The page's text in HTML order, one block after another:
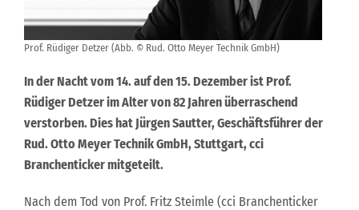
Prof. Rüdiger Detzer (Abb. © Rud. Otto Meyer Technik GmbH)
In der Nacht vom 14. auf den 15. Dezember ist Prof.
Rüdiger Detzer im Alter von 82 Jahren überraschend
verstorben. Dies hat Jürgen Sautter, Geschäftsführer der
Rud. Otto Meyer Technik GmbH, Stuttgart, cci
Branchenticker mitgeteilt.
Nach dem Tod von Prof. Fritz Steimle (cci Branchenticker